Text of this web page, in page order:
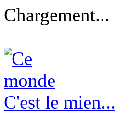
Chargement...
C'est le mien...